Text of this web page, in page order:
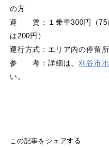
の方
運 賃：１乗車300円（75
は200円）
運行方式：エリア内の停留
参 考：詳細は、刈谷市
い。
この記事をシェアする